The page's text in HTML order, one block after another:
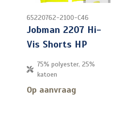
65220762-2100-C46
Jobman 2207 Hi-
Vis Shorts HP
75% polyester, 25%
katoen
Op aanvraag